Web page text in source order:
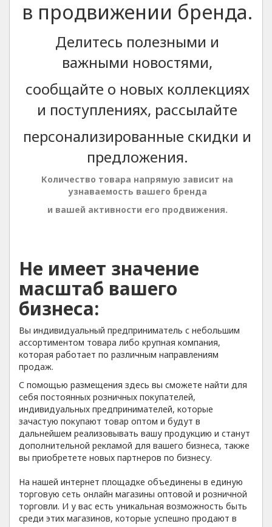
в продвижении бренда.
Делитесь полезными и
важными новостями,
сообщайте о новых коллекциях
и поступлениях, рассылайте
персонализированные скидки и
предложения.
Количество товара напрямую зависит на
узнаваемость вашего бренда
и вашей активности его продвижения.
Не имеет значение
масштаб вашего
бизнеса:
Вы индивидуальный предприниматель с небольшим
ассортиментом товара либо крупная компания,
которая работает по различным направлениям
продаж.
С помощью размещения здесь вы сможете найти для
себя постоянных розничных покупателей,
индивидуальных предпринимателей, которые
зачастую покупают товар оптом и будут в
дальнейшем реализовывать вашу продукцию и станут
дополнительной рекламой для вашего бизнеса, также
вы приобретете новых партнеров по бизнесу.
На нашей интернет площадке объединены в единую
торговую сеть онлайн магазины оптовой и розничной
торговли. И у вас есть уникальная возможность быть
среди этих магазинов, которые успешно продают в